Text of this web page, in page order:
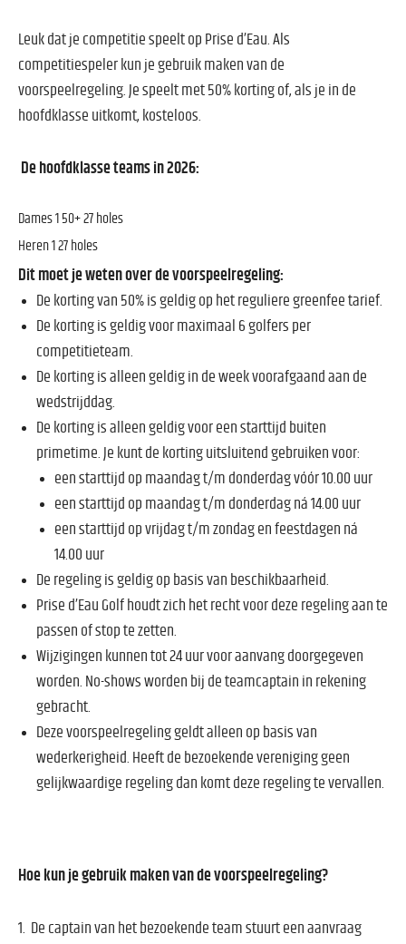
Leuk dat je competitie speelt op Prise d’Eau. Als
competitiespeler kun je gebruik maken van de
voorspeelregeling. Je speelt met 50% korting of, als je in de
hoofdklasse uitkomt, kosteloos.
De hoofdklasse teams in 2026:
Dames 1 50+ 27 holes
Heren 1 27 holes
Dit moet je weten over de voorspeelregeling:
De korting van 50% is geldig op het reguliere greenfee tarief.
De korting is geldig voor maximaal 6 golfers per
competitieteam.
De korting is alleen geldig in de week voorafgaand aan de
wedstrijddag.
De korting is alleen geldig voor een starttijd buiten
primetime. Je kunt de korting uitsluitend gebruiken voor:
een starttijd op maandag t/m donderdag vóór 10.00 uur
een starttijd op maandag t/m donderdag ná 14.00 uur
een starttijd op vrijdag t/m zondag en feestdagen ná
14.00 uur
De regeling is geldig op basis van beschikbaarheid.
Prise d’Eau Golf houdt zich het recht voor deze regeling aan te
passen of stop te zetten.
Wijzigingen kunnen tot 24 uur voor aanvang doorgegeven
worden. No-shows worden bij de teamcaptain in rekening
gebracht.
Deze voorspeelregeling geldt alleen op basis van
wederkerigheid. Heeft de bezoekende vereniging geen
gelijkwaardige regeling dan komt deze regeling te vervallen.
Hoe kun je gebruik maken van de voorspeelregeling?
1.
De captain van het bezoekende team stuurt een aanvraag